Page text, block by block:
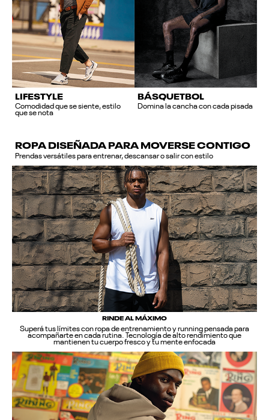
LIFESTYLE
Comodidad que se siente, estilo
que se nota
BÁSQUETBOL
Domina la cancha con cada pisada
ROPA DISEÑADA PARA MOVERSE CONTIGO
Prendas versátiles para entrenar, descansar o salir con estilo
RINDE AL MÁXIMO
Superá tus límites con ropa de entrenamiento y running pensada para
acompañarte en cada rutina. Tecnología de alto rendimiento que
mantienen tu cuerpo fresco y tu mente enfocada